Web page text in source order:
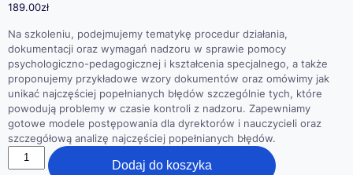
189.00zł
Na szkoleniu, podejmujemy tematykę procedur działania,
dokumentacji oraz wymagań nadzoru w sprawie pomocy
psychologiczno-pedagogicznej i kształcenia specjalnego, a także
proponujemy przykładowe wzory dokumentów oraz omówimy jak
unikać najczęściej popełnianych błędów szczególnie tych, które
powodują problemy w czasie kontroli z nadzoru. Zapewniamy
gotowe modele postępowania dla dyrektorów i nauczycieli oraz
szczegółową analizę najczęściej popełnianych błędów.
ilość
Pomoc
Dodaj do koszyka